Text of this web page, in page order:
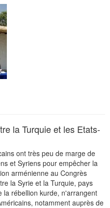
la Turquie et les Etats-
ont très peu de marge de
et Syriens pour empêcher la
arménienne au Congrès
la Syrie et la Turquie, pays
la rébellion kurde, n'arrangent
notamment auprès de